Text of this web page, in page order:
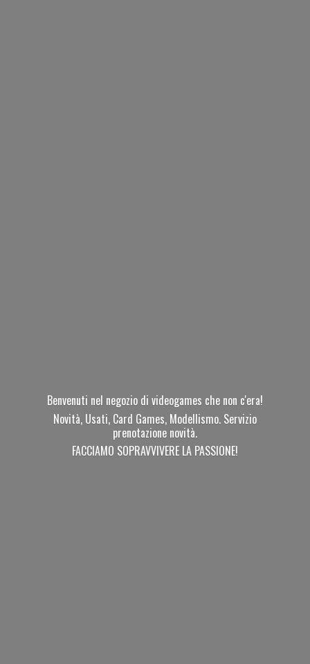
Benvenuti nel negozio di videogames che non c'era!
Novità, Usati, Card Games, Modellismo. Servizio
prenotazione novità.
FACCIAMO SOPRAVVIVERE LA PASSIONE!